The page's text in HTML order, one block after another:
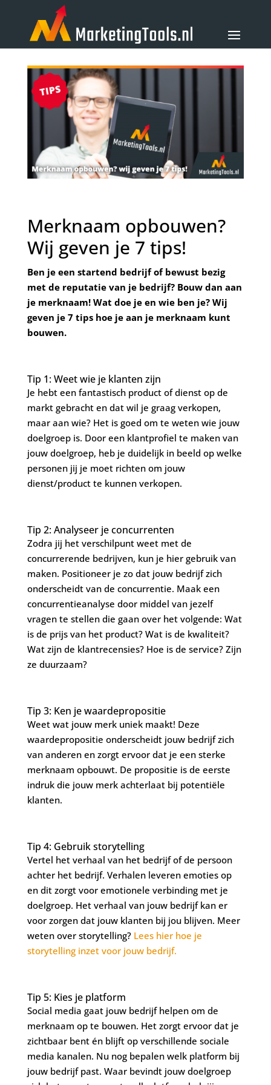
Merknaam opbouwen?
Wij geven je 7 tips!
Ben je een startend bedrijf of bewust bezig
met de reputatie van je bedrijf? Bouw dan aan
je merknaam! Wat doe je en wie ben je? Wij
geven je 7 tips hoe je aan je merknaam kunt
bouwen.
Tip 1: Weet wie je klanten zijn
Je hebt een fantastisch product of dienst op de
markt gebracht en dat wil je graag verkopen,
maar aan wie? Het is goed om te weten wie jouw
doelgroep is. Door een klantprofiel te maken van
jouw doelgroep, heb je duidelijk in beeld op welke
personen jij je moet richten om jouw
dienst/product te kunnen verkopen.
Tip 2: Analyseer je concurrenten
Zodra jij het verschilpunt weet met de
concurrerende bedrijven, kun je hier gebruik van
maken. Positioneer je zo dat jouw bedrijf zich
onderscheidt van de concurrentie. Maak een
concurrentieanalyse door middel van jezelf
vragen te stellen die gaan over het volgende: Wat
is de prijs van het product? Wat is de kwaliteit?
Wat zijn de klantrecensies? Hoe is de service? Zijn
ze duurzaam?
Tip 3: Ken je waardepropositie
Weet wat jouw merk uniek maakt! Deze
waardepropositie onderscheidt jouw bedrijf zich
van anderen en zorgt ervoor dat je een sterke
merknaam opbouwt. De propositie is de eerste
indruk die jouw merk achterlaat bij potentiële
klanten.
Tip 4: Gebruik storytelling
Vertel het verhaal van het bedrijf of de persoon
achter het bedrijf. Verhalen leveren emoties op
en dit zorgt voor emotionele verbinding met je
doelgroep. Het verhaal van jouw bedrijf kan er
voor zorgen dat jouw klanten bij jou blijven. Meer
weten over storytelling? Lees hier hoe je
storytelling inzet voor jouw bedrijf.
Tip 5: Kies je platform
Social media gaat jouw bedrijf helpen om de
merknaam op te bouwen. Het zorgt ervoor dat je
zichtbaar bent én blijft op verschillende sociale
media kanalen. Nu nog bepalen welk platform bij
jouw bedrijf past. Waar bevindt jouw doelgroep